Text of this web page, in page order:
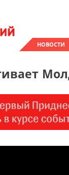
НОВОСТИ